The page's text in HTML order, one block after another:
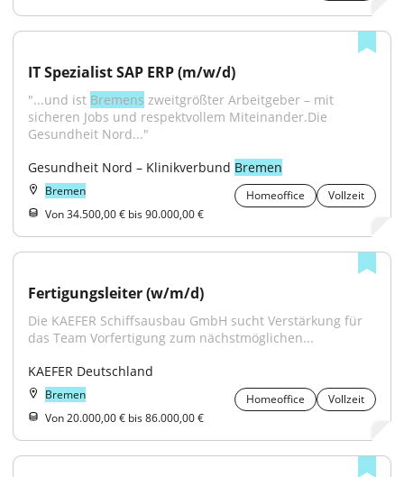
IT Spezialist SAP ERP (m/w/d)
"...und ist Bremens zweitgrößter Arbeitgeber – mit
sicheren Jobs und respektvollem Miteinander.Die
Gesundheit Nord..."
Gesundheit Nord – Klinikverbund Bremen
Bremen Homeoffice
Vollzeit
Von 34.500,00 € bis 90.000,00 €
Fertigungsleiter (w/m/d)
Die KAEFER Schiffsausbau GmbH sucht Verstärkung für
das Team Vorfertigung zum nächstmöglichen...
KAEFER Deutschland
Bremen Homeoffice
Vollzeit
Von 20.000,00 € bis 86.000,00 €